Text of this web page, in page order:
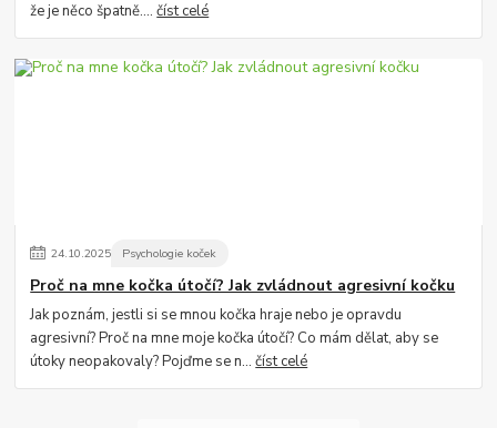
že je něco špatně....číst celé
24.10.2025 Psychologie koček
Proč na mne kočka útočí? Jak zvládnout agresivní kočku
Jak poznám, jestli si se mnou kočka hraje nebo je opravdu
agresivní? Proč na mne moje kočka útočí? Co mám dělat, aby se
útoky neopakovaly? Pojďme se n...číst celé